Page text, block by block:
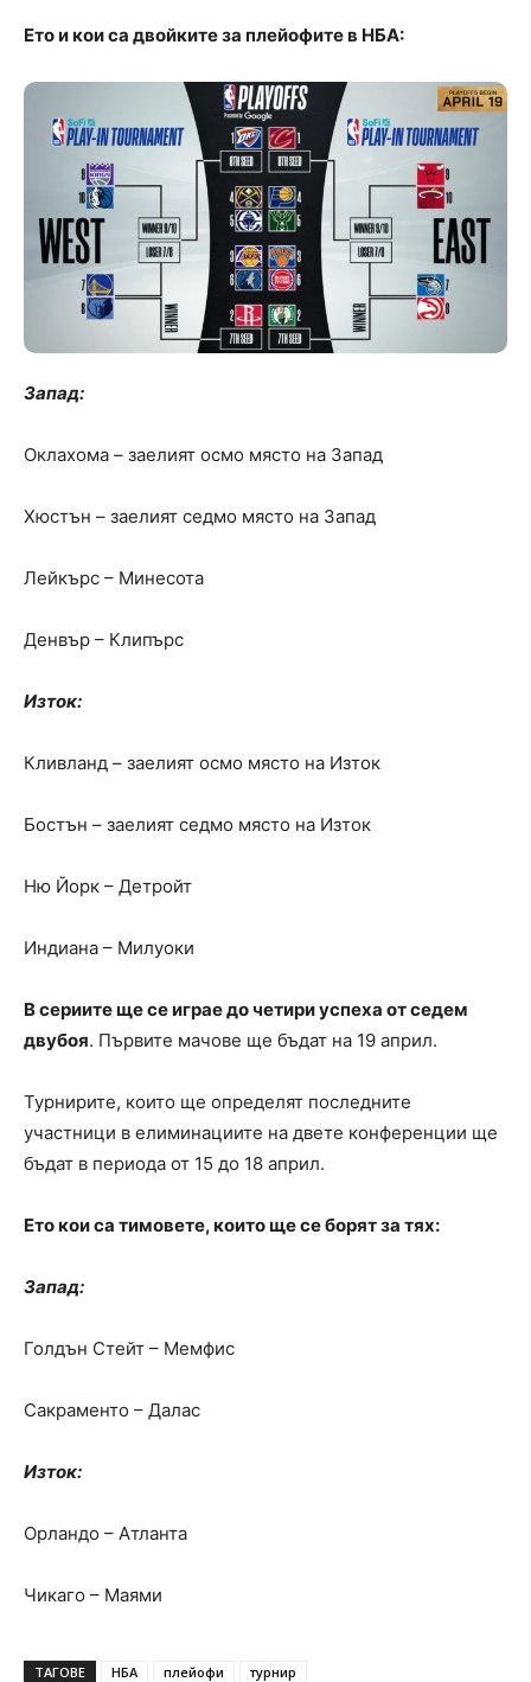
Ето и кои са двойките за плейофите в НБА:
Запад:
Оклахома – заелият осмо място на Запад
Хюстън – заелият седмо място на Запад
Лейкърс – Минесота
Денвър – Клипърс
Изток:
Кливланд – заелият осмо място на Изток
Бостън – заелият седмо място на Изток
Ню Йорк – Детройт
Индиана – Милуоки
В сериите ще се играе до четири успеха от седем
двубоя. Първите мачове ще бъдат на 19 април.
Турнирите, които ще определят последните
участници в елиминациите на двете конференции ще
бъдат в периода от 15 до 18 април.
Ето кои са тимовете, които ще се борят за тях:
Запад:
Голдън Стейт – Мемфис
Сакраменто – Далас
Изток:
Орландо – Атланта
Чикаго – Маями
ТАГОВЕ НБА плейофи турнир